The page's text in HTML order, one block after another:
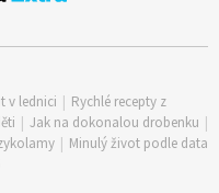
v lednici | Rychlé recepty z
| Jak na dokonalou drobenku |
| Minulý život podle data